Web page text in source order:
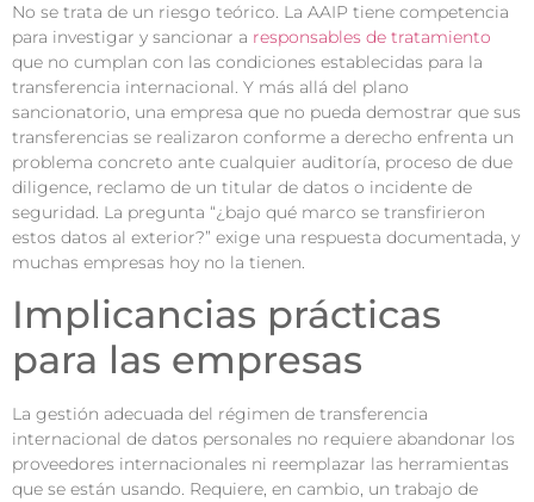
No se trata de un riesgo teórico. La AAIP tiene competencia
para investigar y sancionar a responsables de tratamiento
que no cumplan con las condiciones establecidas para la
transferencia internacional. Y más allá del plano
sancionatorio, una empresa que no pueda demostrar que sus
transferencias se realizaron conforme a derecho enfrenta un
problema concreto ante cualquier auditoría, proceso de due
diligence, reclamo de un titular de datos o incidente de
seguridad. La pregunta “¿bajo qué marco se transfirieron
estos datos al exterior?” exige una respuesta documentada, y
muchas empresas hoy no la tienen.
Implicancias prácticas
para las empresas
La gestión adecuada del régimen de transferencia
internacional de datos personales no requiere abandonar los
proveedores internacionales ni reemplazar las herramientas
que se están usando. Requiere, en cambio, un trabajo de